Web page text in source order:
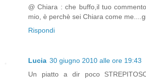
@ Chiara : che buffo,il tuo
mio, è perchè sei Chiara come
Rispondi
Lucia 30 giugno 2010 alle ore 19:43
Un piatto a dir poco